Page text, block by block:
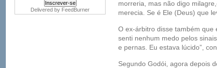
Delivered by FeedBurner
morreria, mas não digo
merecia. Se é Ele (Deus) que
O ex-árbitro disse também que
senti nenhum medo pelos
e pernas. Eu estava lúcido”,
Segundo Godói, agora depois